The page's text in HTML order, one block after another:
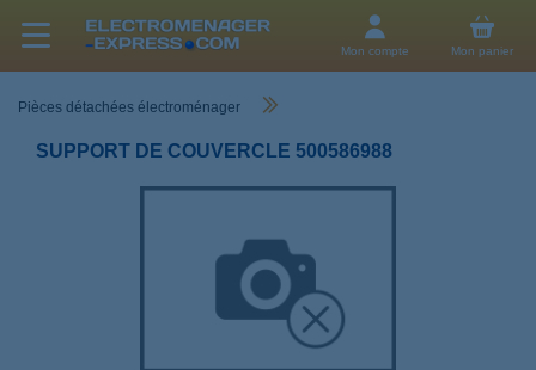
Mon compte Mon panier
Pièces détachées électroménager
SUPPORT DE COUVERCLE 500586988